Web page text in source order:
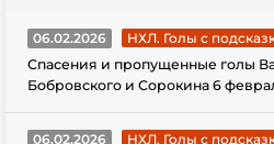
06.02.2026
НХЛ. Голы с
Спасения и пропущенные голы
Бобровского и Сорокина 6
06.02.2026
НХЛ. Голы с